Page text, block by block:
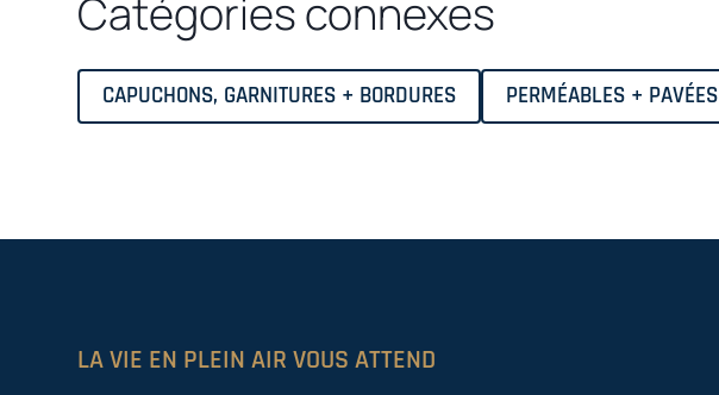
Catégories connexes
CAPUCHONS, GARNITURES + BORDURES PERMÉABLES + PAVÉES
LA VIE EN PLEIN AIR VOUS ATTEND